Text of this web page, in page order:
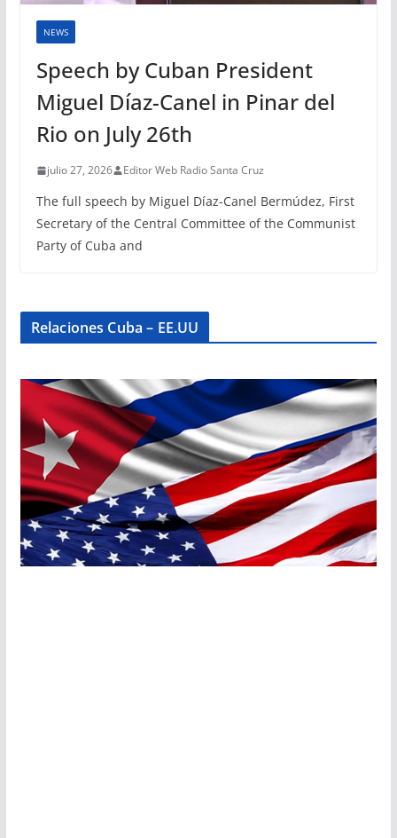
NEWS
Speech by Cuban President
Miguel Díaz-Canel in Pinar del
Rio on July 26th
julio 27, 2026 Editor Web Radio Santa Cruz
The full speech by Miguel Díaz-Canel Bermúdez, First
Secretary of the Central Committee of the Communist
Party of Cuba and
Relaciones Cuba – EE.UU